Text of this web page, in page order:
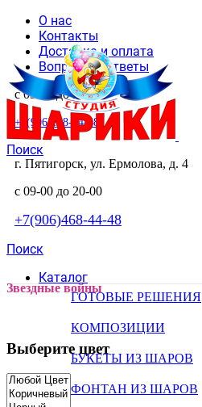
О нас
Контакты
Доставка и оплата
Вопросы и ответы
с 09-00 до 20-00
+7(906)468-44-48
Поиск
г. Пятигорск, ул. Ермолова, д. 4
с 09-00 до 20-00
+7(906)468-44-48
Поиск
Каталог
ГОТОВЫЕ РЕШЕНИЯ
КОМПОЗИЦИИ
БУКЕТЫ ИЗ ШАРОВ
ФОНТАН ИЗ ШАРОВ
Звездные войны
Выберите цвет